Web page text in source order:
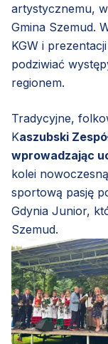
artystycznemu,
Gmina Szemud.
KGW i
podziwiać
regionem.
Tradycyjne,
Kaszubski
wprowadzając
kolei
sportową pasję
Gdynia Junior,
Szemud.